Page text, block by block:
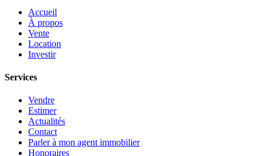
Accueil
À propos
Vente
Location
Investir
Services
Vendre
Estimer
Actualités
Contact
Parler à mon agent immobilier
Honoraires